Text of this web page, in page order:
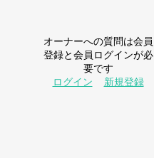
オーナーへの質問は会員
登録と会員ログインが必
要です
ログイン
新規登録